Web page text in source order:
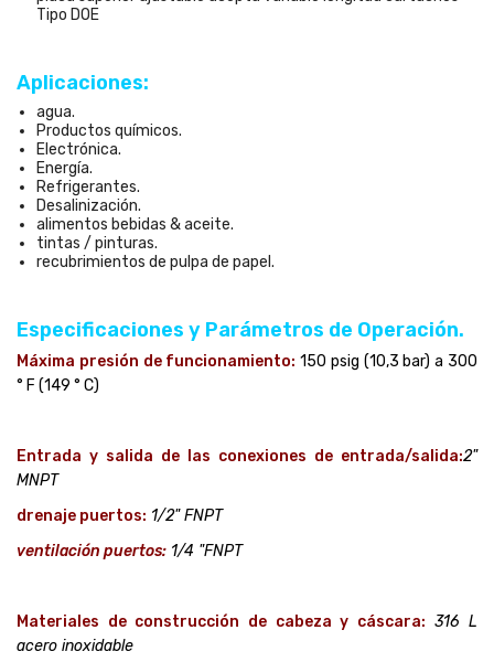
Tipo DOE
Aplicaciones:
agua.
Productos químicos.
Electrónica.
Energía.
Refrigerantes.
Desalinización.
alimentos bebidas & aceite.
tintas / pinturas.
recubrimientos de pulpa de papel.
Especificaciones y Parámetros de Operación.
Máxima presión de funcionamiento: 150 psig (10,3 bar) a 300
° F (149 ° C)
Entrada y salida de las conexiones de entrada/salida:2"
MNPT
drenaje puertos: 1/2" FNPT
ventilación puertos: 1/4 "FNPT
Materiales de construcción de cabeza y cáscara: 316 L
acero inoxidable